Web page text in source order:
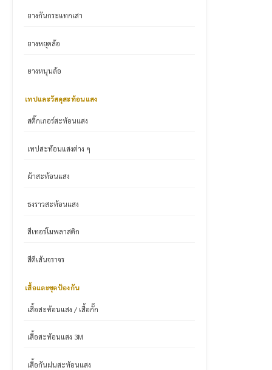
ยางกันกระแทกเสา
ยางหยุดล้อ
ยางหนุนล้อ
เทปและวัสดุสะท้อนแสง
สติ๊กเกอร์สะท้อนแสง
เทปสะท้อนแสงต่าง ๆ
ผ้าสะท้อนแสง
ธงราวสะท้อนแสง
สีเทอร์โมพลาสติก
สีตีเส้นจราจร
เสื้อและชุดป้องกัน
เสื้อสะท้อนแสง / เสื้อกั๊ก
เสื้อสะท้อนแสง 3M
เสื้อกันฝนสะท้อนแสง